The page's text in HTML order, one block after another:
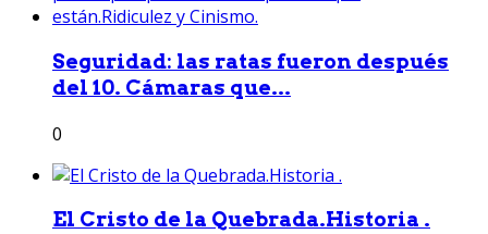
Seguridad: las ratas fueron después
del 10. Cámaras que...
0
El Cristo de la Quebrada.Historia .